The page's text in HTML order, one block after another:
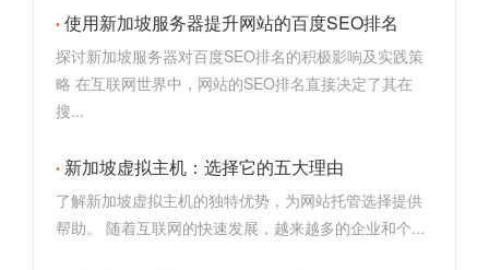
使用新加坡服务器提升网站的百度SEO排名
探讨新加坡服务器对百度SEO排名的积极影响及实践策
略 在互联网世界中，网站的SEO排名直接决定了其在
搜...
新加坡虚拟主机：选择它的五大理由
了解新加坡虚拟主机的独特优势，为网站托管选择提供
帮助。 随着互联网的快速发展，越来越多的企业和个...